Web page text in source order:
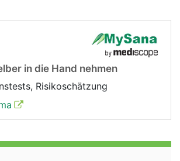
in die Hand nehmen
Risikoschätzung